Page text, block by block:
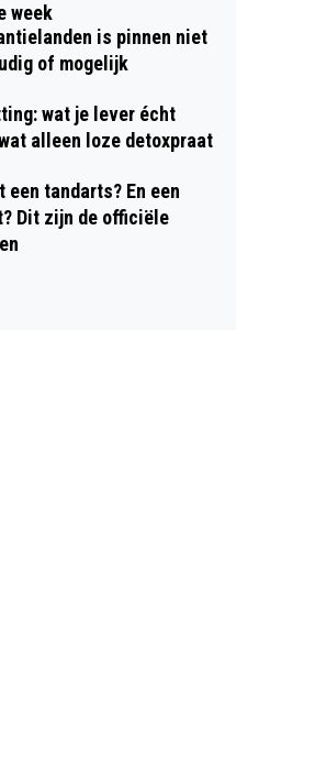
week
is pinnen niet
of mogelijk
wat je lever écht
alleen loze detoxpraat
een tandarts? En een
Dit zijn de officiële